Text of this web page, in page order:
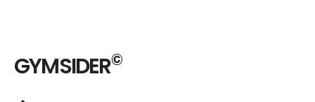
GYMSIDER©